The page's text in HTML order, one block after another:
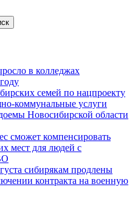
в колледжах
семей по нацпроекту
коммунальные услуги
Новосибирской области
сможет компенсировать
мест для людей с
сибирякам продлены
контракта на военную